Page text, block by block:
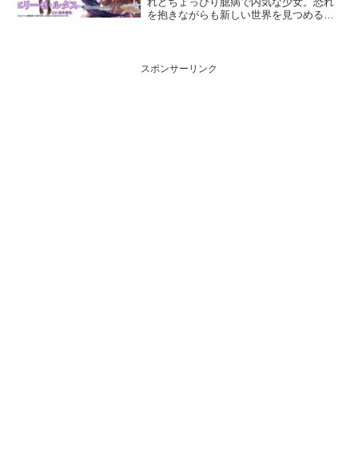
を抱きながらも新しい世界を見つめるそ
ィール年齢：12歳身長：...
スポンサーリンク